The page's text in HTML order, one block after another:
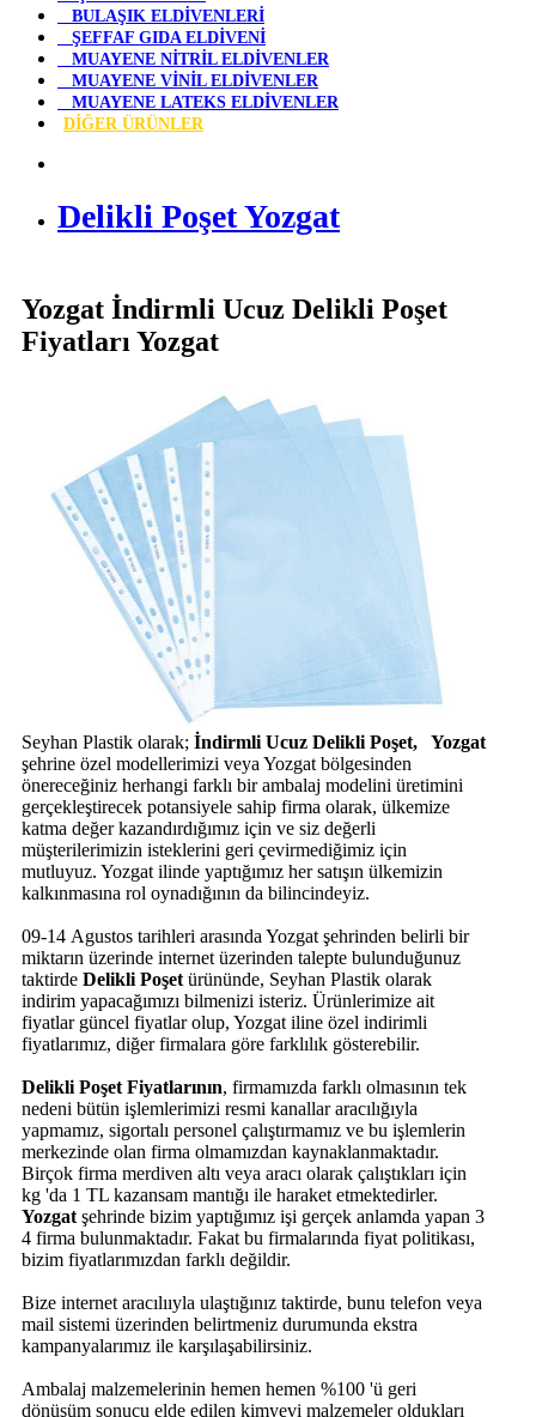
BULAŞIK ELDİVENLERİ
ŞEFFAF GIDA ELDİVENİ
MUAYENE NİTRİL ELDİVENLER
MUAYENE VİNİL ELDİVENLER
MUAYENE LATEKS ELDİVENLER
DİĞER ÜRÜNLER
Delikli Poşet Yozgat
Yozgat İndirmli Ucuz Delikli Poşet
Fiyatları Yozgat
Seyhan Plastik olarak; İndirmli Ucuz Delikli Poşet, Yozgat
şehrine özel modellerimizi veya Yozgat bölgesinden
önereceğiniz herhangi farklı bir ambalaj modelini üretimini
gerçekleştirecek potansiyele sahip firma olarak, ülkemize
katma değer kazandırdığımız için ve siz değerli
müşterilerimizin isteklerini geri çevirmediğimiz için
mutluyuz. Yozgat ilinde yaptığımız her satışın ülkemizin
kalkınmasına rol oynadığının da bilincindeyiz.
09-14 Agustos tarihleri arasında Yozgat şehrinden belirli bir
miktarın üzerinde internet üzerinden talepte bulunduğunuz
taktirde Delikli Poşet ürününde, Seyhan Plastik olarak
indirim yapacağımızı bilmenizi isteriz. Ürünlerimize ait
fiyatlar güncel fiyatlar olup, Yozgat iline özel indirimli
fiyatlarımız, diğer firmalara göre farklılık gösterebilir.
Delikli Poşet Fiyatlarının, firmamızda farklı olmasının tek
nedeni bütün işlemlerimizi resmi kanallar aracılığıyla
yapmamız, sigortalı personel çalıştırmamız ve bu işlemlerin
merkezinde olan firma olmamızdan kaynaklanmaktadır.
Birçok firma merdiven altı veya aracı olarak çalıştıkları için
kg 'da 1 TL kazansam mantığı ile haraket etmektedirler.
Yozgat şehrinde bizim yaptığımız işi gerçek anlamda yapan 3
4 firma bulunmaktadır. Fakat bu firmalarında fiyat politikası,
bizim fiyatlarımızdan farklı değildir.
Bize internet aracılııyla ulaştığınız taktirde, bunu telefon veya
mail sistemi üzerinden belirtmeniz durumunda ekstra
kampanyalarımız ile karşılaşabilirsiniz.
Ambalaj malzemelerinin hemen hemen %100 'ü geri
dönüşüm sonucu elde edilen kimyevi malzemeler oldukları